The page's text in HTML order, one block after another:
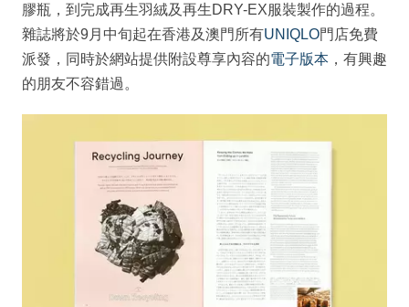
膠瓶，到完成再生羽絨及再生DRY-EX服裝製作的過程。
雜誌將於9月中旬起在香港及澳門所有UNIQLO門店免費
派發，同時於網站提供附設尊享內容的電子版本 ，有興趣
的朋友不容錯過。